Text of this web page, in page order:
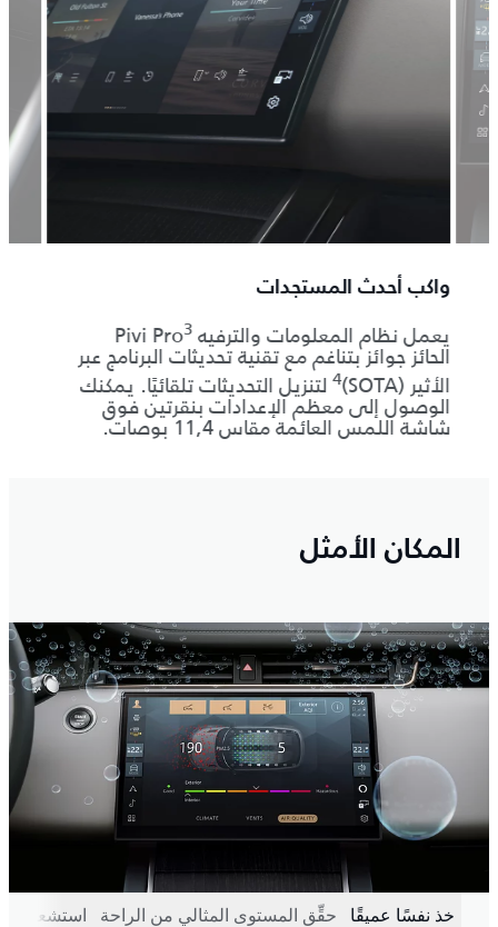
واكب أحدث المستجدات
يعمل نظام المعلومات والترفيه Pivi Pro 3
الحائز جوائز بتناغم مع تقنية تحديثات البرنامج عبر
الأثير (SOTA)
4لتنزيل التحديثات تلقائيًا. يمكنك
الوصول إلى معظم الإعدادات بنقرتين فوق
شاشة اللمس العائمة مقاس 11,4 بوصات.
المكان الأمثل
خذ نفسًا عميقًا حقِّق المستوى المثالي من الراحة استشعر كل